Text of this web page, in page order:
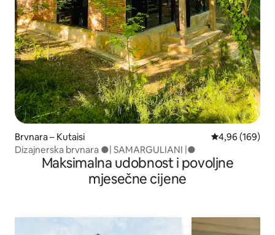
Brvnara – Kutaisi Prosječna
4,96 (169)
Dizajnerska brvnara ●| SAMARGULIANI |●
Maksimalna udobnost i povoljne
mjesečne cijene